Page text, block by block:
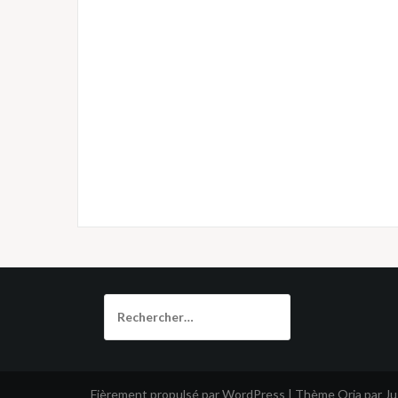
Fièrement propulsé par WordPress | Thème Oria par